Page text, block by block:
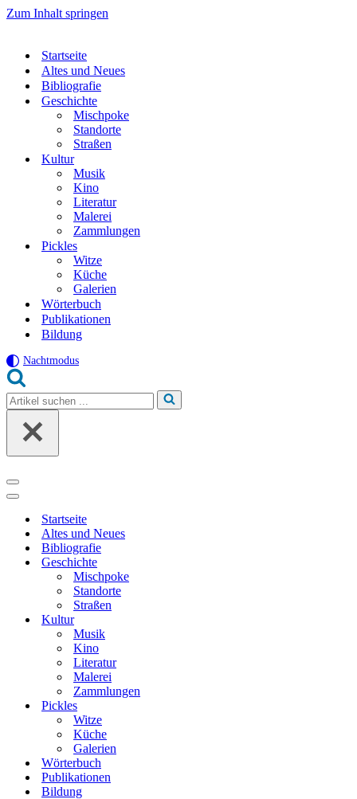
Zum Inhalt springen
Startseite
Altes und Neues
Bibliografie
Geschichte
Mischpoke
Standorte
Straßen
Kultur
Musik
Kino
Literatur
Malerei
Zammlungen
Pickles
Witze
Küche
Galerien
Wörterbuch
Publikationen
Bildung
Nachtmodus
Suchen
nach …
Navigationsmenü
Navigationsmenü
Startseite
Altes und Neues
Bibliografie
Geschichte
Mischpoke
Standorte
Straßen
Kultur
Musik
Kino
Literatur
Malerei
Zammlungen
Pickles
Witze
Küche
Galerien
Wörterbuch
Publikationen
Bildung